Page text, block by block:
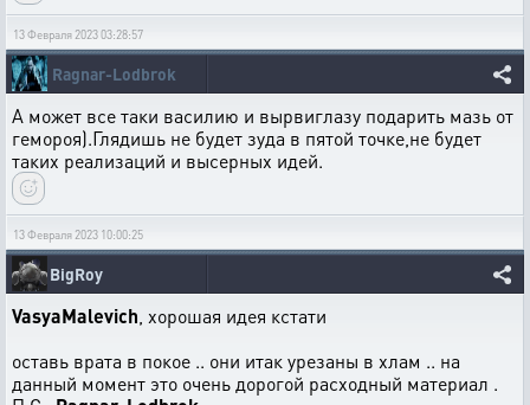
13 Февраля 2023 03:28:57
Ragnar-Lodbrok
А может все таки василию и вырвиглазу подарить мазь от
гемороя).Глядишь не будет зуда в пятой точке,не будет
таких реализаций и высерных идей.
13 Февраля 2023 10:00:25
BigRoy
VasyaMalevich, хорошая идея кстати
оставь врата в покое .. они итак урезаны в хлам .. на
данный момент это очень дорогой расходный материал .